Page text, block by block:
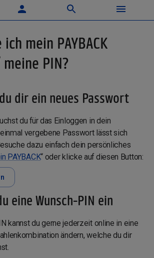
mein PAYBACK
PIN?
dir ein neues Passwort
du für das Einloggen in dein
vergebene Passwort lässt sich
dazu einfach dein persönliches
PAYBACK“ oder klicke auf diesen Button:
eine Wunsch-PIN ein
kannst du gerne jederzeit online in eine
ändern, welche du dir